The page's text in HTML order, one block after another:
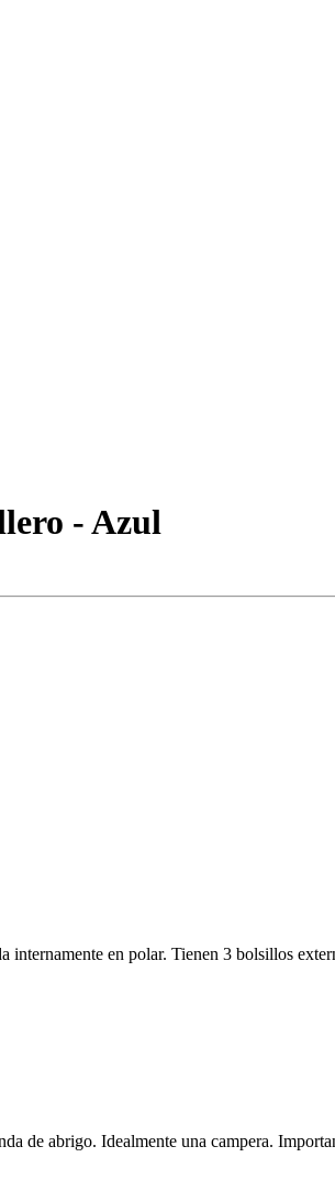
- Azul
internamente en polar. Tienen 3 bolsillos
de abrigo. Idealmente una campera.